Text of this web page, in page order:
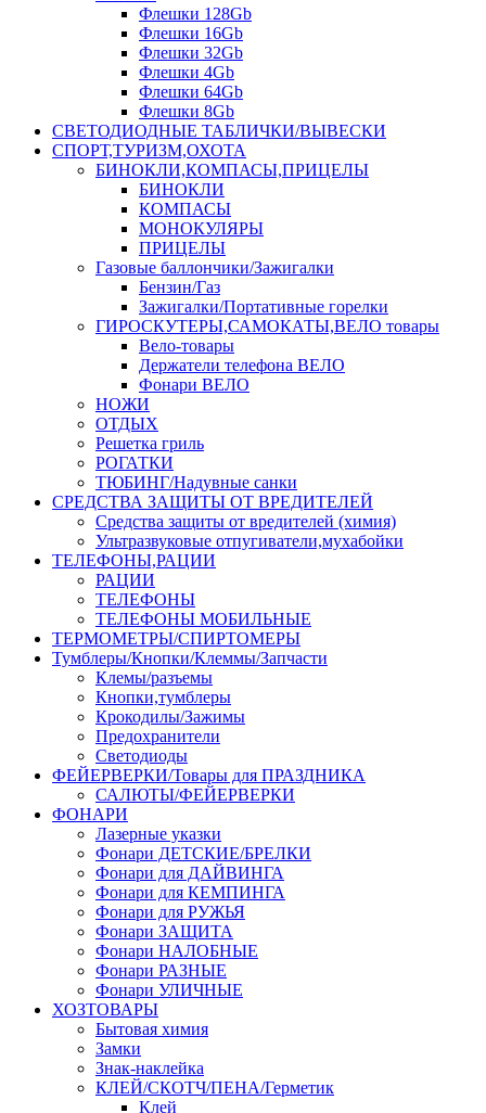
Флешки 128Gb
Флешки 16Gb
Флешки 32Gb
Флешки 4Gb
Флешки 64Gb
Флешки 8Gb
СВЕТОДИОДНЫЕ ТАБЛИЧКИ/ВЫВЕСКИ
СПОРТ,ТУРИЗМ,ОХОТА
БИНОКЛИ,КОМПАСЫ,ПРИЦЕЛЫ
БИНОКЛИ
КОМПАСЫ
МОНОКУЛЯРЫ
ПРИЦЕЛЫ
Газовые баллончики/Зажигалки
Бензин/Газ
Зажигалки/Портативные горелки
ГИРОСКУТЕРЫ,САМОКАТЫ,ВЕЛО товары
Вело-товары
Держатели телефона ВЕЛО
Фонари ВЕЛО
НОЖИ
ОТДЫХ
Решетка гриль
РОГАТКИ
ТЮБИНГ/Надувные санки
СРЕДСТВА ЗАЩИТЫ ОТ ВРЕДИТЕЛЕЙ
Средства защиты от вредителей (химия)
Ультразвуковые отпугиватели,мухабойки
ТЕЛЕФОНЫ,РАЦИИ
РАЦИИ
ТЕЛЕФОНЫ
ТЕЛЕФОНЫ МОБИЛЬНЫЕ
ТЕРМОМЕТРЫ/СПИРТОМЕРЫ
Тумблеры/Кнопки/Клеммы/Запчасти
Клемы/разъемы
Кнопки,тумблеры
Крокодилы/Зажимы
Предохранители
Светодиоды
ФЕЙЕРВЕРКИ/Товары для ПРАЗДНИКА
САЛЮТЫ/ФЕЙЕРВЕРКИ
ФОНАРИ
Лазерные указки
Фонари ДЕТСКИЕ/БРЕЛКИ
Фонари для ДАЙВИНГА
Фонари для КЕМПИНГА
Фонари для РУЖЬЯ
Фонари ЗАЩИТА
Фонари НАЛОБНЫЕ
Фонари РАЗНЫЕ
Фонари УЛИЧНЫЕ
ХОЗТОВАРЫ
Бытовая химия
Замки
Знак-наклейка
КЛЕЙ/СКОТЧ/ПЕНА/Герметик
Клей